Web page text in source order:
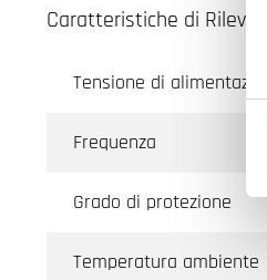
Caratteristiche di
Tensione di
Frequenza
Grado di protezione
Temperatura ambiente